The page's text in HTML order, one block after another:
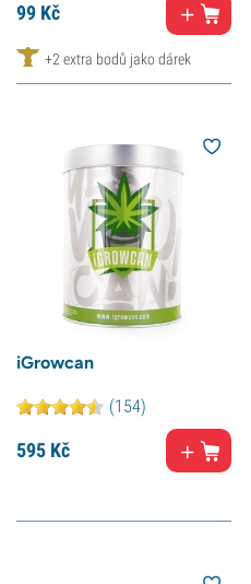
99 Kč
+2 extra bodů jako dárek
iGrowcan
(154)
595 Kč